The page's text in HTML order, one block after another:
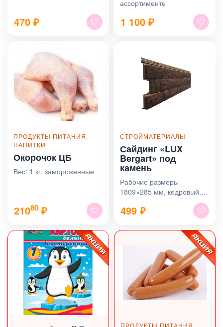
470 ₽
ассортименте
1 100 ₽
ПРОДУКТЫ ПИТАНИЯ,
НАПИТКИ
Окорочок ЦБ
Вес: 1 кг, замороженные
21080 ₽
СТРОЙМАТЕРИАЛЫ
Сайдинг «LUX
Bergart» под
камень
Рабочие размеры
1809×285 мм, кедровый, в
499 ₽
ПРОДУКТЫ ПИТАНИЯ,